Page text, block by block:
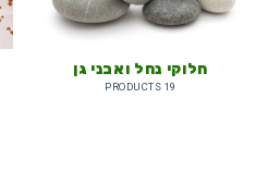
חלוקי נחל ואבני גן
19 PRODUCTS